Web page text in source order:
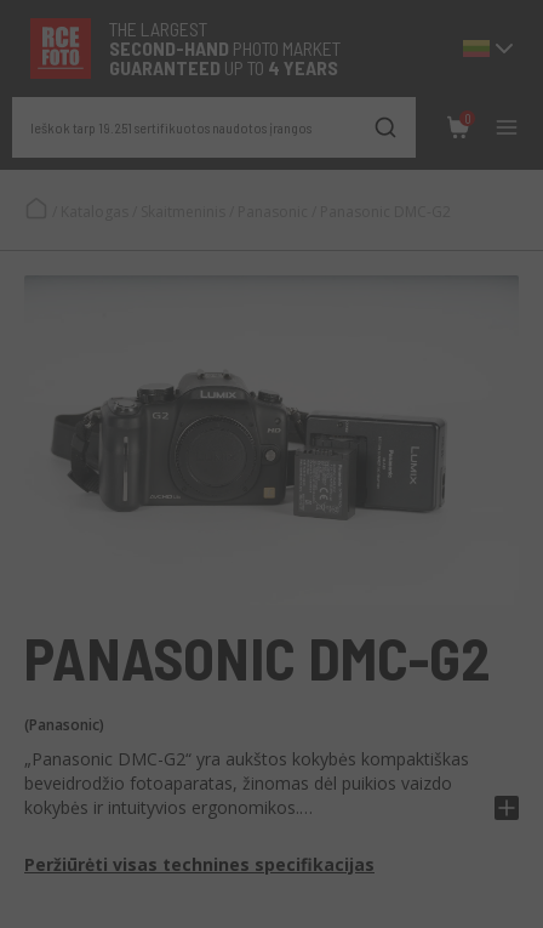
THE LARGEST
SECOND-HAND PHOTO MARKET
GUARANTEED UP TO 4 YEARS
Ieškok tarp 19.251 sertifikuotos naudotos įrangos
0
PANASONIC DMC-G2
(Panasonic)
„Panasonic DMC-G2“ yra aukštos kokybės kompaktiškas
beveidrodžio fotoaparatas, žinomas dėl puikios vaizdo
kokybės ir intuityvios ergonomikos.
„DMC-G2“ siūlo 12,1 megapikselių „Live MOS“ sensorių
aiškiems ir detalūs vaizdams, 3,0 colio LCD ekraną lengvam
Peržiūrėti visas technines specifikacijas